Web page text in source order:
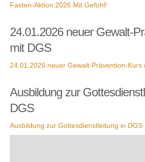
Fasten-Aktion 2026 Mit Gefühl!
24.01.2026 neuer Gewalt-
mit DGS
24.01.2026 neuer Gewalt-Prävention-Kurs
Ausbildung zur
DGS
Ausbildung zur Gottesdienstleitung in DGS